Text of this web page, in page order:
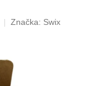
Značka: Swix